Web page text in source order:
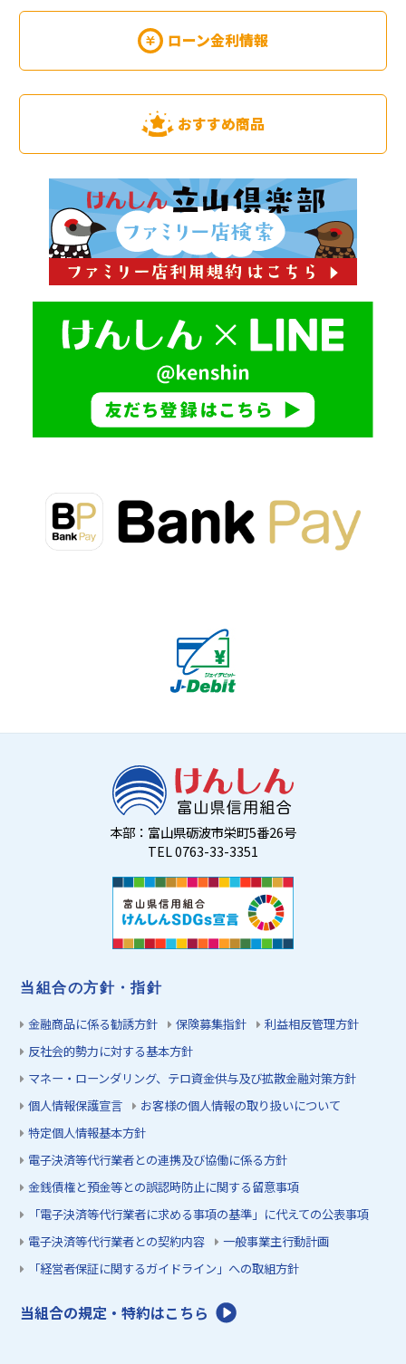
ローン金利情報
おすすめ商品
本部：富山県砺波市栄町5番26号
TEL 0763-33-3351
当組合の方針・指針
金融商品に係る勧誘方針 保険募集指針
利益相反管理方針
反社会的勢力に対する基本方針
マネー・ローンダリング、テロ資金供与及び拡散金融対策方針
個人情報保護宣言
お客様の個人情報の取り扱いについて
特定個人情報基本方針
電子決済等代行業者との連携及び協働に係る方針
金銭債権と預金等との誤認時防止に関する留意事項
「電子決済等代行業者に求める事項の基準」に代えての公表事項
電子決済等代行業者との契約内容
一般事業主行動計画
「経営者保証に関するガイドライン」への取組方針
当組合の規定・特約はこちら